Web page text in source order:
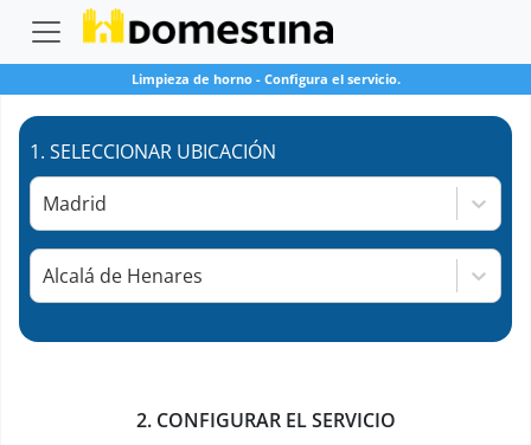
Limpieza de horno- Configura el servicio.
1. SELECCIONAR UBICACIÓN
Madrid
Alcalá de Henares
2. CONFIGURAR EL SERVICIO